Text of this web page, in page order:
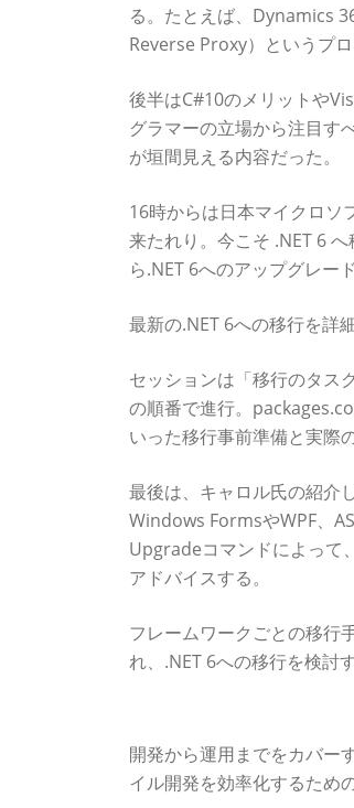
る。たとえば、Dynamics
Reverse Proxy）というプ
後半はC#10のメリットや
グラマーの立場から注目す
が垣間見える内容だった。
16時からは日本マイクロ
来たれり。今こそ .NET 6
ら.NET 6へのアップグレー
最新の.NET 6への移行を詳
セッションは「移行のタス
の順番で進行。
いった移行事前準備と実際
最後は、キャロル氏の紹介
Windows FormsやWPF、
Upgradeコマンドによって
アドバイスする。
フレームワークごとの移行
れ、.NET 6への移行を検討
開発から運用までをカバー
イル開発を効率化するため